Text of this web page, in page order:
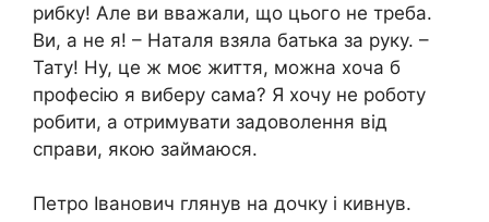
рибку! Але ви вважали, що цього не треба.
Ви, а не я! – Наталя взяла батька за руку. –
Тату! Ну, це ж моє життя, можна хоча б
професію я виберу сама? Я хочу не роботу
робити, а отримувати задоволення від
справи, якою займаюся.
Петро Іванович глянув на дочку і кивнув.